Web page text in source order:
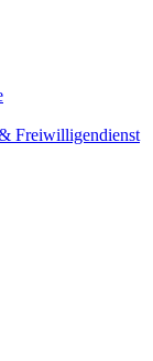
Freiwilligendienst